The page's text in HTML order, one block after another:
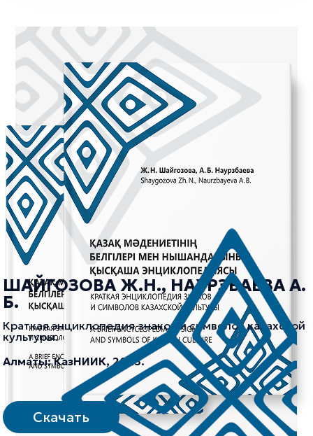
ШАЙГОЗОВА Ж.Н., НАУРЗБАЕВА А.
Б.
Краткая энциклопедия знаков и символов казахской
культуры.
Алматы: КазНИИК, 2023.
Скачать